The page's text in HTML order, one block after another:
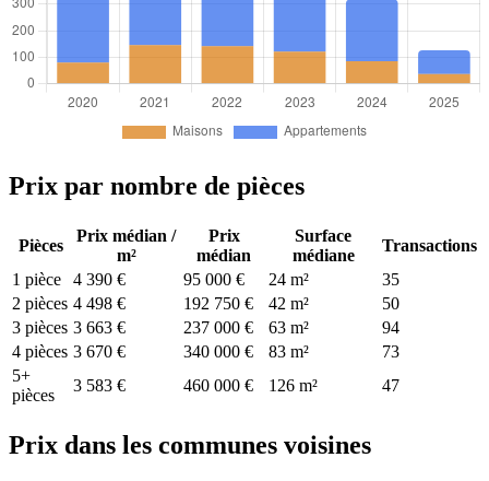
Prix par nombre de pièces
Pièces
Prix médian /
m²
Prix
médian
Surface
médiane
Transactions
1 pièce
4 390 € 95 000 € 24 m²
35
2 pièces 4 498 € 192 750 € 42 m²
50
3 pièces 3 663 € 237 000 € 63 m²
94
4 pièces 3 670 € 340 000 € 83 m²
73
5+
pièces
3 583 € 460 000 € 126 m² 47
Prix dans les communes voisines